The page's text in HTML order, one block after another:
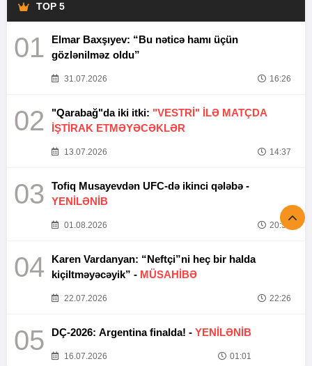
TOP 5
01
Elmar Baxşıyev: “Bu nəticə hamı üçün
gözlənilməz oldu”
31.07.2026 16:26
02 "Qarabağ"da iki itki: "VESTRİ" İLƏ MATÇDA
İŞTİRAK ETMƏYƏCƏKLƏR
13.07.2026 14:37
03
Tofiq Musayevdən UFC-də ikinci qələbə -
YENİLƏNİB
01.08.2026 20:52
04
Karen Vardanyan: “Neftçi”ni heç bir halda
kiçiltməyəcəyik” - MÜSAHİBƏ
22.07.2026 22:26
05 DÇ-2026: Argentina finalda! - YENİLƏNİB
16.07.2026 01:01